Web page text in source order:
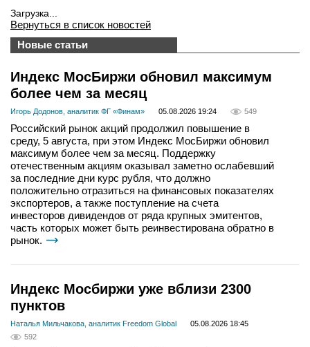
Загрузка...
Вернуться в список новостей
Новые статьи
Индекс МосБиржи обновил максимум
более чем за месяц
Игорь Додонов, аналитик ФГ «Финам» 05.08.2026 19:24 549
Российский рынок акций продолжил повышение в
среду, 5 августа, при этом Индекс МосБиржи обновил
максимум более чем за месяц. Поддержку
отечественным акциям оказывал заметно ослабевший
за последние дни курс рубля, что должно
положительно отразиться на финансовых показателях
экспортеров, а также поступление на счета
инвесторов дивидендов от ряда крупных эмитентов,
часть которых может быть реинвестирована обратно в
рынок.
Индекс Мосбиржи уже вблизи 2300
пунктов
Наталья Мильчакова, аналитик Freedom Global
05.08.2026 18:45
592